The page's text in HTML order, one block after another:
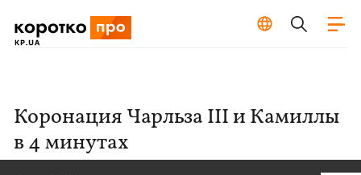
Коронация Чарльза III и Камиллы
в 4 минутах